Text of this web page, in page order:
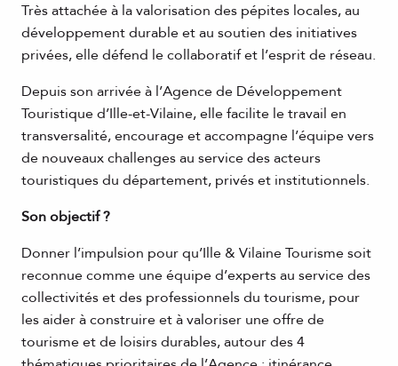
Très attachée à la valorisation des pépites locales, au
développement durable et au soutien des initiatives
privées, elle défend le collaboratif et l’esprit de réseau.
Depuis son arrivée à l’Agence de Développement
Touristique d’Ille-et-Vilaine, elle facilite le travail en
transversalité, encourage et accompagne l’équipe vers
de nouveaux challenges au service des acteurs
touristiques du département, privés et institutionnels.
Son objectif ?
Donner l’impulsion pour qu’Ille & Vilaine Tourisme soit
reconnue comme une équipe d’experts au service des
collectivités et des professionnels du tourisme, pour
les aider à construire et à valoriser une offre de
tourisme et de loisirs durables, autour des 4